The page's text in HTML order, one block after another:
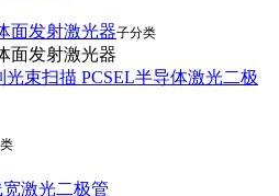
面发射激光器子分类
面发射激光器
束扫描 PCSEL半导体激光二极
宽激光二极管